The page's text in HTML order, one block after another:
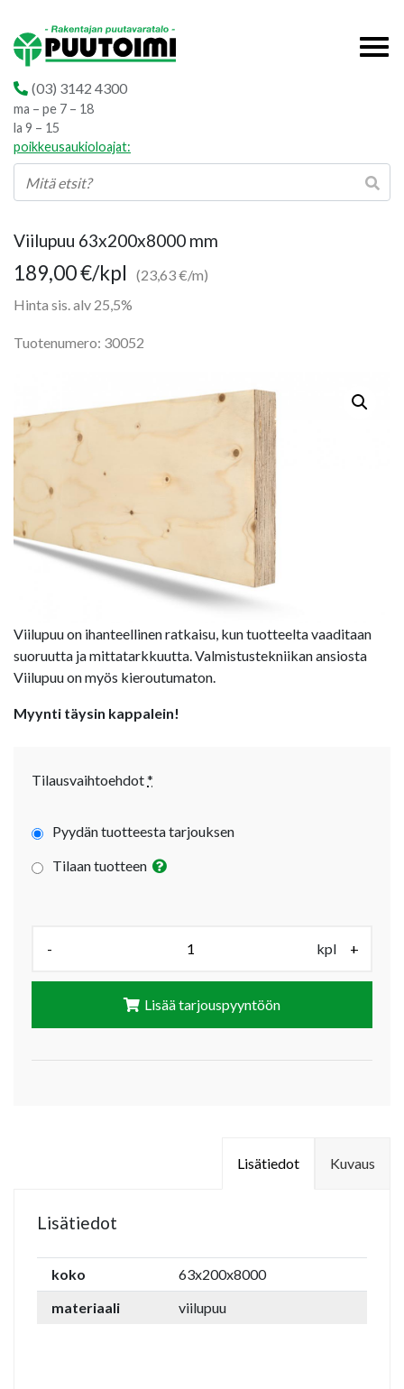
(03) 3142 4300
ma – pe 7 – 18
la 9 – 15
poikkeusaukioloajat:
Viilupuu 63x200x8000 mm
189,00€/kpl
(23,63 €/m)
Hinta sis. alv 25,5%
Tuotenumero: 30052
Viilupuu on ihanteellinen ratkaisu, kun tuotteelta vaaditaan
suoruutta ja mittatarkkuutta. Valmistustekniikan ansiosta
Viilupuu on myös kieroutumaton.
Myynti täysin kappalein!
Tilausvaihtoehdot*
Pyydän tuotteesta tarjouksen
Tilaan tuotteen
- kpl +
Lisää tarjouspyyntöön
Kuvaus
Lisätiedot
Lisätiedot
koko
63x200x8000
materiaali
viilupuu